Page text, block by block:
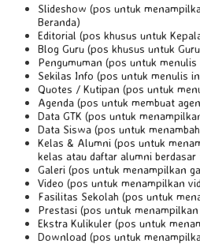
Slideshow (pos untuk
Beranda)
Editorial (pos khusus untuk
Blog Guru (pos khusus untuk
Pengumuman (pos untuk menulis
Sekilas Info (pos untuk menulis
Quotes / Kutipan (pos untuk
Agenda (pos untuk membuat
Data GTK (pos untuk
Data Siswa (pos untuk
Kelas & Alumni (pos untuk
kelas atau daftar alumni
Galeri (pos untuk menampilkan
Video (pos untuk menampilkan
Fasilitas Sekolah (pos untuk
Prestasi (pos untuk
Ekstra Kulikuler (pos untuk
Download (pos untuk